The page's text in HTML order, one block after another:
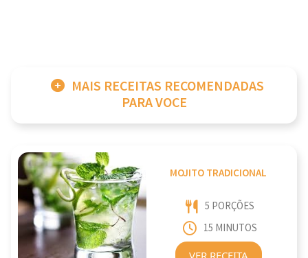
MAIS RECEITAS RECOMENDADAS
PARA VOCE
MOJITO TRADICIONAL
5 PORÇÕES
15 MINUTOS
VER RECEITA